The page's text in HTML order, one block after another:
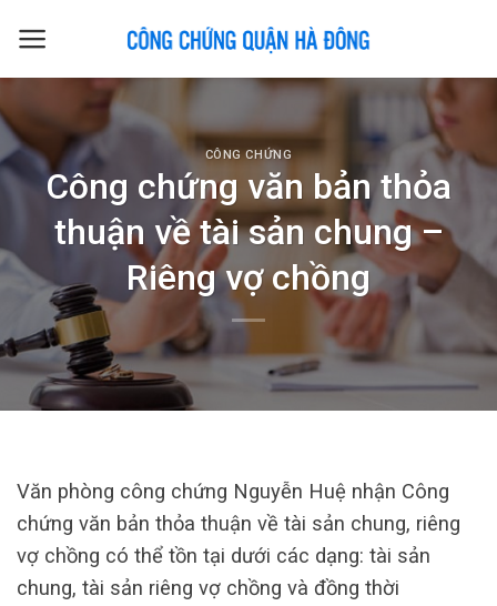
CÔNG CHỨNG
Công chứng văn bản thỏa
thuận về tài sản chung –
Riêng vợ chồng
Văn phòng công chứng Nguyễn Huệ nhận Công
chứng văn bản thỏa thuận về tài sản chung, riêng
vợ chồng có thể tồn tại dưới các dạng: tài sản
chung, tài sản riêng vợ chồng và đồng thời